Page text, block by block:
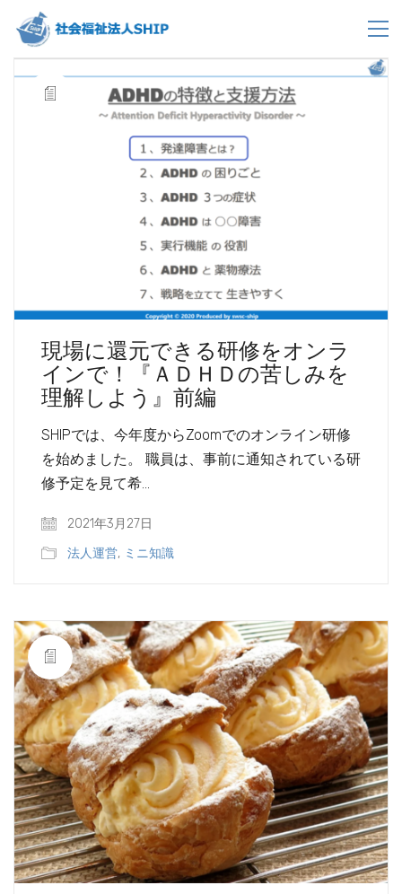
現場に還元できる研修をオンラ
インで！『ＡＤＨＤの苦しみを
理解しよう』前編
SHIPでは、今年度からZoomでのオンライン研修
を始めました。 職員は、事前に通知されている研
修予定を見て希…
2021年3月27日
法人運営, ミニ知識